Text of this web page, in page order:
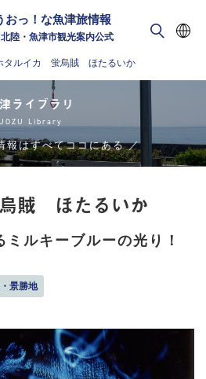
おっ！な魚津旅情報
陸・魚津市観光案内公式
タルイカ 蛍烏賊 ほたるいか
ライブラリ
Library
報はすべてココにある ／
賊 ほたるいか
ルキーブルーの光り！
景勝地